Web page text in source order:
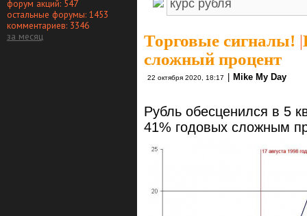
форум акций: 547
остальные форумы: 1453
комментариев: 3346
за месяц
Торговые сигналы! |
сложный процент
22 октября 2020, 18:17 Mike My Day
Рубль обесценился в 5
41% годовых сложным